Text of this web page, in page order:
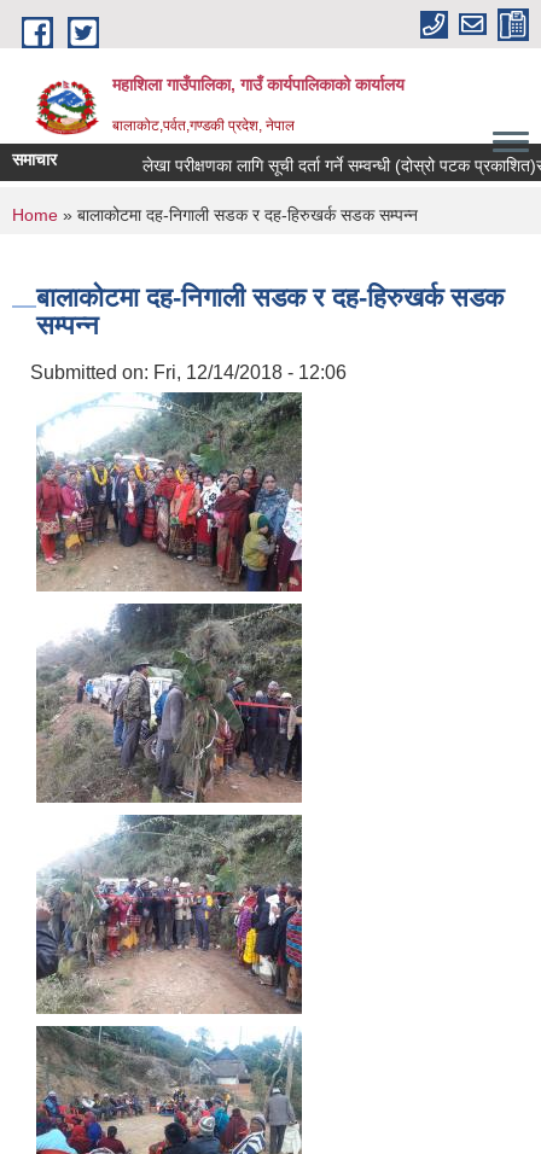
Skip to main content
महाशिला गाउँपालिका, गाउँ कार्यपालिकाको कार्यालय
बालाकोट,पर्वत,गण्डकी प्रदेश, नेपाल
समाचार लेखा परीक्षणका लागि सूची दर्ता गर्ने सम्वन्धी (दोस्रो पटक
You are here
Home » बालाकोटमा दह-निगाली सडक र दह-हिरुखर्क सडक सम्पन्‍न
बालाकोटमा दह-निगाली सडक र दह-हिरुखर्क सडक
सम्पन्‍न
Submitted on: Fri, 12/14/2018 - 12:06